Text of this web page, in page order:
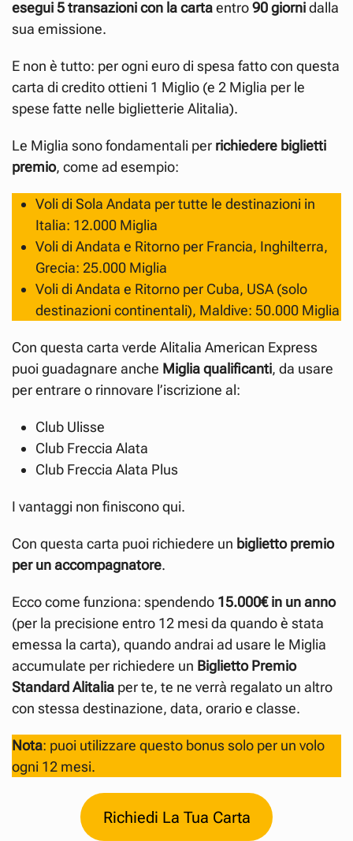
esegui 5 transazionicon la cartaentro90 giornidalla
sua emissione.
E non è tutto: per ogni euro di spesa fatto con questa
carta di credito ottieni 1 Miglio (e 2 Miglia per le
spese fatte nelle biglietterie Alitalia).
Le Miglia sono fondamentali per richiedere biglietti
premio, come ad esempio:
Voli di Sola Andata per tutte le destinazioni in
Italia: 12.000 Miglia
Voli di Andata e Ritorno per Francia, Inghilterra,
Grecia: 25.000 Miglia
Voli di Andata e Ritorno per Cuba, USA (solo
destinazioni continentali), Maldive: 50.000 Miglia
Con questa carta verde Alitalia American Express
puoi guadagnare anche Miglia qualificanti, da usare
per entrare o rinnovare l’iscrizione al:
Club Ulisse
Club Freccia Alata
Club Freccia Alata Plus
I vantaggi non finiscono qui.
Con questa carta puoi richiedere un biglietto premio
per un accompagnatore.
Ecco come funziona: spendendo 15.000€ in un anno
(per la precisione entro 12 mesi da quando è stata
emessa la carta), quando andrai ad usare le Miglia
accumulate per richiedere un Biglietto Premio
Standard Alitalia per te, te ne verrà regalato un altro
con stessa destinazione, data, orario e classe.
Nota: puoi utilizzare questo bonus solo per un volo
ogni 12 mesi.
Richiedi La Tua Carta